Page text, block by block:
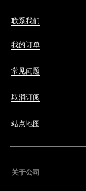
联系我们
我的订单
常见问题
取消订阅
站点地图
关于公司